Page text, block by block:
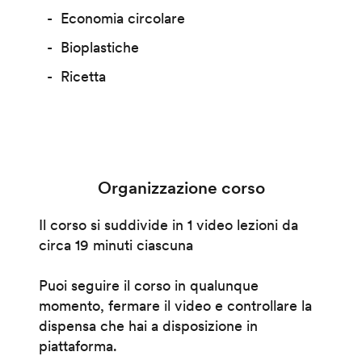
Economia circolare
Bioplastiche
Ricetta
Organizzazione corso
Il corso si suddivide in 1 video lezioni da
circa 19 minuti ciascuna
Puoi seguire il corso in qualunque
momento, fermare il video e controllare la
dispensa che hai a disposizione in
piattaforma.